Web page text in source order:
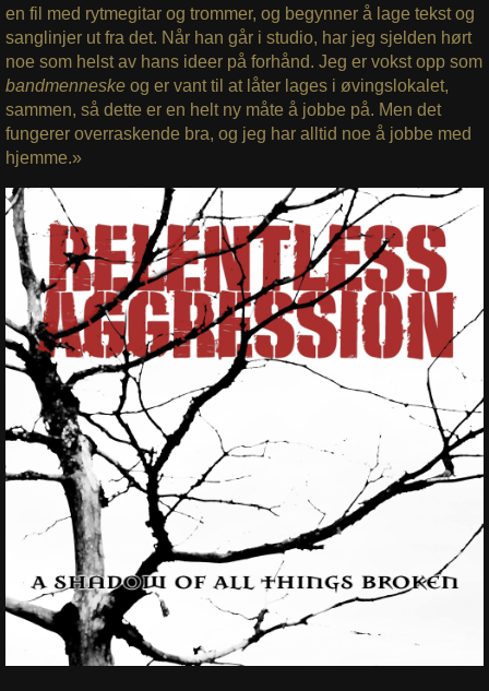
en fil med rytmegitar og trommer, og begynner å lage tekst og
sanglinjer ut fra det. Når han går i studio, har jeg sjelden hørt
noe som helst av hans ideer på forhånd. Jeg er vokst opp som
bandmenneske og er vant til at låter lages i øvingslokalet,
sammen, så dette er en helt ny måte å jobbe på. Men det
fungerer overraskende bra, og jeg har alltid noe å jobbe med
hjemme.»